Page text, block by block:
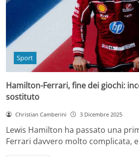
Sport
Hamilton-Ferrari, fine dei giochi:
sostituto
Christian Camberini 3 Dicembre 2025
Lewis Hamilton ha passato una
Ferrari davvero molto complicata,